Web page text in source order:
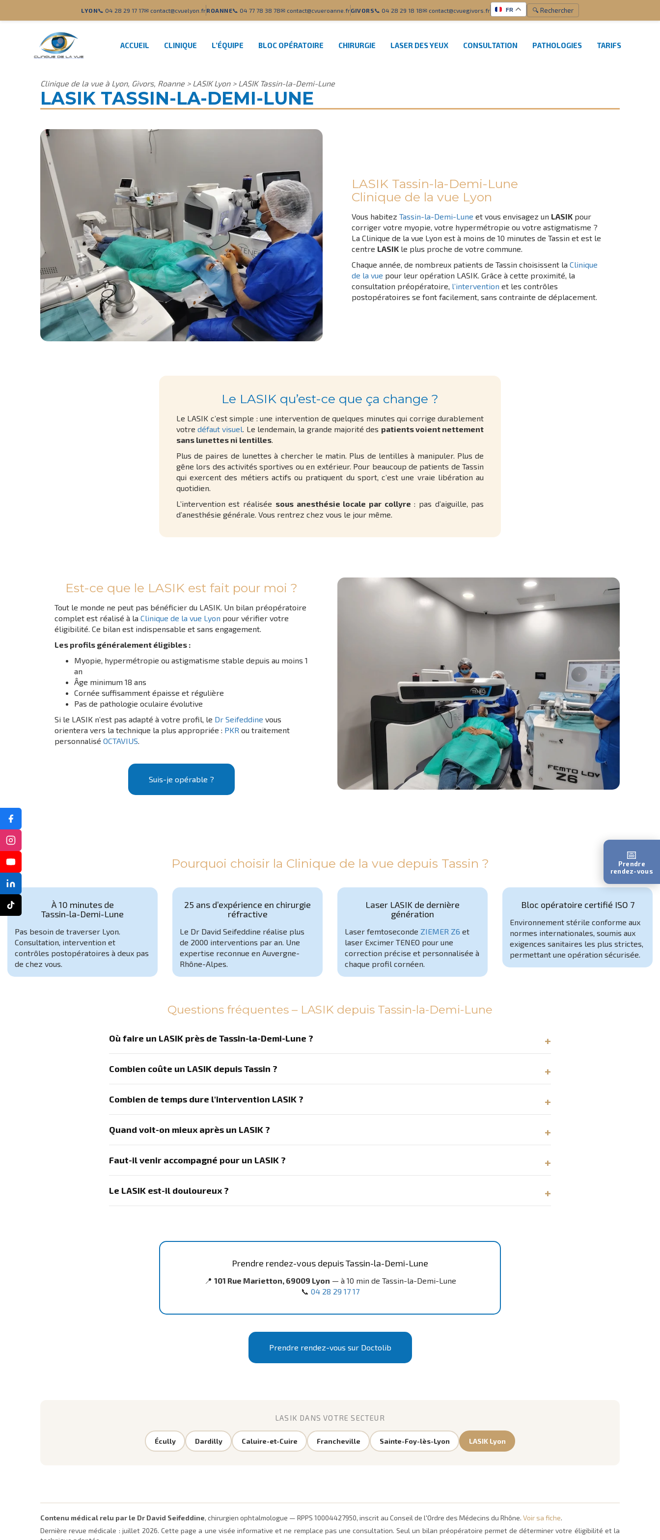
LYON📞 04 28 29 17 17✉ contact@cvuelyon.frROANNE📞 04 77 78 38 78✉ contact@cvueroanne.frGIVORS📞 04 28 29 18 18✉ contact@cvuegivors.fr FR 🔍 Rechercher
ACCUEIL CLINIQUE L’ÉQUIPE BLOC OPÉRATOIRE CHIRURGIE LASER DES YEUX CONSULTATION PATHOLOGIES TARIFS
Clinique de la vue à Lyon, Givors, Roanne> LASIK Lyon> LASIK Tassin-la-Demi-Lune
LASIK TASSIN-LA-DEMI-LUNE
LASIK Tassin-la-Demi-Lune
Clinique de la vue Lyon
Vous habitez Tassin-la-Demi-Lune et vous envisagez un LASIKpour
corriger votre myopie, votre hypermétropie ou votre astigmatisme ?
La Clinique de la vue Lyon est à moins de 10 minutes de Tassin et est le
centre LASIKle plus proche de votre commune.
Chaque année, de nombreux patients de Tassin choisissent la Clinique
de la vue pour leur opération LASIK. Grâce à cette proximité, la
consultation préopératoire, l’intervention et les contrôles
postopératoires se font facilement, sans contrainte de déplacement.
Le LASIK qu’est-ce que ça change ?
Le LASIK c’est simple : une intervention de quelques minutes qui corrige durablement
votredéfaut visuel. Le lendemain, la grande majorité des patients voient nettement
sans lunettes ni lentilles.
Plus de paires de lunettes à chercher le matin. Plus de lentilles à manipuler. Plus de
gêne lors des activités sportives ou en extérieur. Pour beaucoup de patients de Tassin
qui exercent des métiers actifs ou pratiquent du sport, c’est une vraie libération au
quotidien.
L’intervention est réalisée sous anesthésie locale par collyre : pas d’aiguille, pas
d’anesthésie générale. Vous rentrez chez vous le jour même.
Est-ce que le LASIK est fait pour moi ?
Tout le monde ne peut pas bénéficier du LASIK. Un bilan préopératoire
complet est réalisé à la Clinique de la vue Lyon pour vérifier votre
éligibilité. Ce bilan est indispensable et sans engagement.
Les profils généralement éligibles :
Myopie, hypermétropie ou astigmatisme stable depuis au moins 1
an
Âge minimum 18 ans
Cornée suffisamment épaisse et régulière
Pas de pathologie oculaire évolutive
Si le LASIK n’est pas adapté à votre profil, le Dr Seifeddine vous
orientera vers la technique la plus appropriée : PKR ou traitement
personnalisé OCTAVIUS.
Suis-je opérable ?
Pourquoi choisir la Clinique de la vue depuis Tassin ?
À 10 minutes de
Tassin-la-Demi-Lune
Pas besoin de traverser Lyon.
Consultation, intervention et
contrôles postopératoires à deux pas
de chez vous.
25 ans d’expérience en chirurgie
réfractive
Le Dr David Seifeddine réalise plus
de 2000 interventions par an. Une
expertise reconnue en Auvergne-
Rhône-Alpes.
Laser LASIK de dernière
génération
Laser femtoseconde ZIEMER Z6 et
laser Excimer TENEO pour une
correction précise et personnalisée à
chaque profil cornéen.
Bloc opératoire certifié ISO 7
Environnement stérile conforme aux
normes internationales, soumis aux
exigences sanitaires les plus strictes,
permettant une opération sécurisée.
Questions fréquentes – LASIK depuis Tassin-la-Demi-Lune
Où faire un LASIK près de Tassin-la-Demi-Lune ?
Combien coûte un LASIK depuis Tassin ?
Combien de temps dure l'intervention LASIK ?
Quand voit-on mieux après un LASIK ?
Faut-il venir accompagné pour un LASIK ?
Le LASIK est-il douloureux ?
Prendre rendez-vous depuis Tassin-la-Demi-Lune
📍 101 Rue Marietton, 69009 Lyon — à 10 min de Tassin-la-Demi-Lune
📞 04 28 29 17 17
Prendre rendez-vous sur Doctolib
LASIK DANS VOTRE SECTEUR
Écully Dardilly Caluire-et-Cuire Francheville Sainte-Foy-lès-Lyon LASIK Lyon
Contenu médical relu par le Dr David Seifeddine, chirurgien ophtalmologue — RPPS 10004427950, inscrit au Conseil de l'Ordre des Médecins du Rhône. Voir sa fiche.
Dernière revue médicale : juillet 2026. Cette page a une visée informative et ne remplace pas une consultation. Seul un bilan préopératoire permet de déterminer votre éligibilité et la
📅
Prendre
rendez-vous